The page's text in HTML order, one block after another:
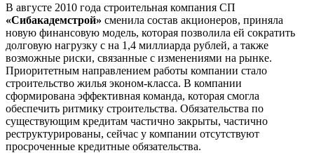
В августе 2010 года строительная компания СП
«Сибакадемстрой» сменила состав акционеров, приняла
новую финансовую модель, которая позволила ей сократить
долговую нагрузку с на 1,4 миллиарда рублей, а также
возможные риски, связанные с изменениями на рынке.
Приоритетным направлением работы компании стало
строительство жилья эконом-класса. В компании
сформирована эффективная команда, которая смогла
обеспечить ритмику строительства. Обязательства по
существующим кредитам частично закрыты, частично
реструктурированы, сейчас у компании отсутствуют
просроченные кредитные обязательства.